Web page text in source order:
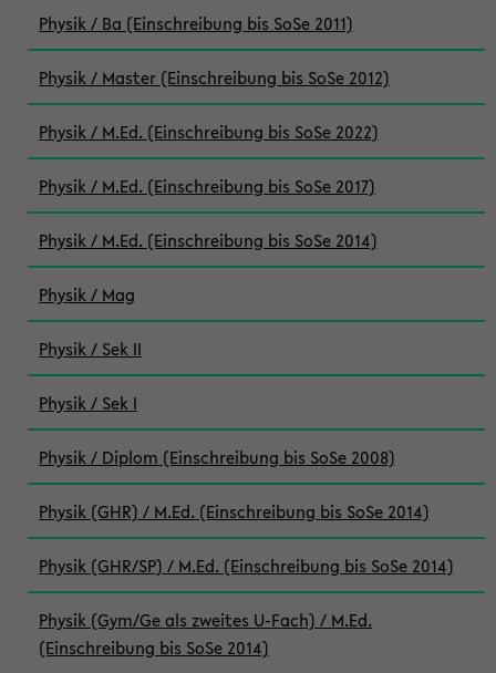
Physik / Ba (Einschreibung bis SoSe 2011)
Physik / Master (Einschreibung bis SoSe 2012)
Physik / M.Ed. (Einschreibung bis SoSe 2022)
Physik / M.Ed. (Einschreibung bis SoSe 2017)
Physik / M.Ed. (Einschreibung bis SoSe 2014)
Physik / Mag
Physik / Sek II
Physik / Sek I
Physik / Diplom (Einschreibung bis SoSe 2008)
Physik (GHR) / M.Ed. (Einschreibung bis SoSe 2014)
Physik (GHR/SP) / M.Ed. (Einschreibung bis SoSe 2014)
Physik (Gym/Ge als zweites U-Fach) / M.Ed.
(Einschreibung bis SoSe 2014)